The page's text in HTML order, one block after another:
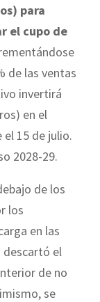
para
el cupo de
de las ventas
invertirá
en el
15 de julio.
2028-29.
de los
los
en las
descartó el
de no
se